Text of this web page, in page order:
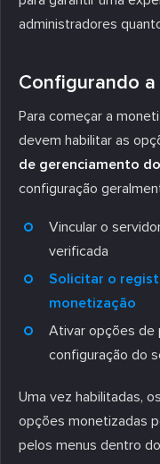
administradores
Configurando
Para começar a
devem habilitar as
de gerenciamento
configuração
Vincular o
verificada
Solicitar o
monetização
Ativar opções de
configuração do
Uma vez habilitadas,
opções monetizadas
pelos menus dentro